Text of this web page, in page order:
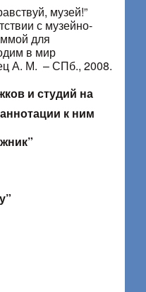
музей!”
с музейно-
для
в мир
А. М. – СПб., 2008.
и студий на
к ним